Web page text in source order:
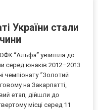
України стали
“Альфа” увійшла до
серед юнаків 2012–2013
чемпіонату “Золотий
на Закарпатті,
етап, дійшли до
місці серед 11